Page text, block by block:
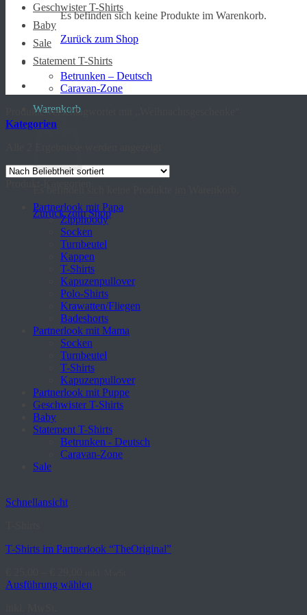
Es befinden sich keine Produkte im Warenkorb.
Zurück zum Shop
Warenkorb
Zurück zum Shop
Geschwister T-Shirts
Baby
Sale
Statement T-Shirts
Betrunken – Deutsch
Caravan-Zone
Produkte verschlagwortet mit „Weihnachtsgeschenke“
Kategorien
sortiert
Partnerlook mit Papa
Zipphoody
Socken
Turnbeutel
Kappen
T-Shirts
Kapuzenpullover
Polo-Shirts
Krawatten/Fliegen
Badeshorts
Partnerlook mit Mama
Socken
Turnbeutel
T-Shirts
Kapuzenpullover
Partnerlook mit Puppe
Geschwister T-Shirts
Baby
Statement T-Shirts
Betrunken - Deutsch
Caravan-Zone
Sale
Schnellansicht
T-Shirts im Partnerlook “TheOriginal”
Ausführung wählen